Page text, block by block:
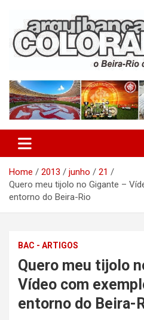
content
Arquibancada
Home 2013 junho
21
Quero meu tijolo no Gigante –
entorno do Beira-Rio
BAC - ARTIGOS
Quero meu tijolo
Vídeo com
entorno do Beira-